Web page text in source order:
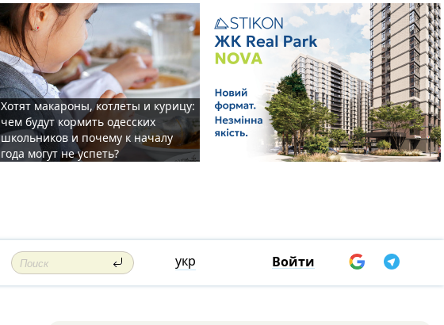
Хотят макароны, котлеты и курицу:
чем будут кормить одесских
школьников и почему к началу
года могут не успеть?
укр Войти